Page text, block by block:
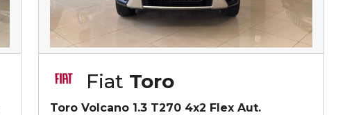
Fiat Toro
Toro Volcano 1.3 T270 4x2 Flex Aut.